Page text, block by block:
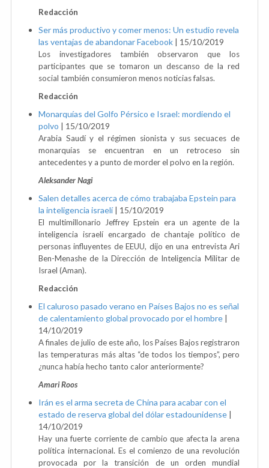
Redacción
Ser más productivo y comer menos: Un estudio revela
las ventajas de abandonar Facebook | 15/10/2019
Los investigadores también observaron que los
participantes que se tomaron un descanso de la red
social también consumieron menos noticias falsas.
Redacción
Monarquías del Golfo Pérsico e Israel: mordiendo el
polvo | 15/10/2019
Arabia Saudí y el régimen sionista y sus secuaces de
monarquías se encuentran en un retroceso sin
antecedentes y a punto de morder el polvo en la región.
Aleksander Nagi
Salen detalles acerca de cómo trabajaba Epstein para
la inteligencia israelí| 15/10/2019
El multimillonario Jeffrey Epstein era un agente de la
inteligencia israelí encargado de chantaje político de
personas influyentes de EEUU, dijo en una entrevista Ari
Ben-Menashe de la Dirección de Inteligencia Militar de
Israel (Aman).
Redacción
El caluroso pasado verano en Países Bajos no es señal
de calentamiento global provocado por el hombre |
14/10/2019
A finales de julio de este año, los Países Bajos registraron
las temperaturas más altas “de todos los tiempos”, pero
¿nunca había hecho tanto calor anteriormente?
Amari Roos
Irán es el arma secreta de China para acabar con el
estado de reserva global del dólar estadounidense |
14/10/2019
Hay una fuerte corriente de cambio que afecta la arena
política internacional. Es el comienzo de una revolución
provocada por la transición de un orden mundial